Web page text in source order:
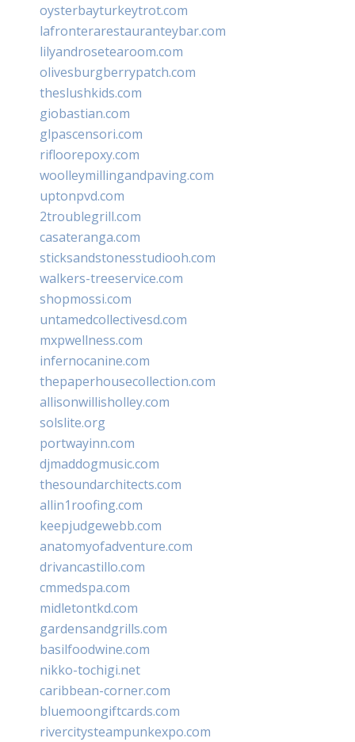
oysterbayturkeytrot.com
lafronterarestauranteybar.com
lilyandrosetearoom.com
olivesburgberrypatch.com
theslushkids.com
giobastian.com
glpascensori.com
rifloorepoxy.com
woolleymillingandpaving.com
uptonpvd.com
2troublegrill.com
casateranga.com
sticksandstonesstudiooh.com
walkers-treeservice.com
shopmossi.com
untamedcollectivesd.com
mxpwellness.com
infernocanine.com
thepaperhousecollection.com
allisonwillisholley.com
solslite.org
portwayinn.com
djmaddogmusic.com
thesoundarchitects.com
allin1roofing.com
keepjudgewebb.com
anatomyofadventure.com
drivancastillo.com
cmmedspa.com
midletontkd.com
gardensandgrills.com
basilfoodwine.com
nikko-tochigi.net
caribbean-corner.com
bluemoongiftcards.com
rivercitysteampunkexpo.com